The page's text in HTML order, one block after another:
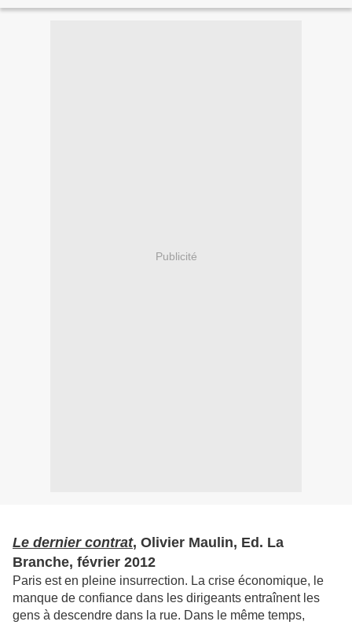
Publicité
Le dernier contrat, Olivier Maulin, Ed. La
Branche, février 2012
Paris est en pleine insurrection. La crise économique, le
manque de confiance dans les dirigeants entraînent les
gens à descendre dans la rue. Dans le même temps,